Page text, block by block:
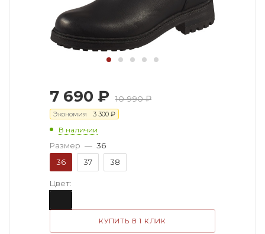
7 690 ₽ 10 990₽
Экономия 3 300 ₽
В наличии
Размер — 36
36
37 38
Цвет:
КУПИТЬ В 1 КЛИК